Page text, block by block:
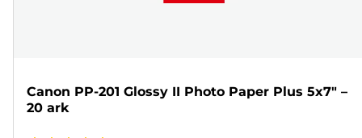
Canon PP-201 Glossy II Photo Paper Plus 5x7" –
20 ark